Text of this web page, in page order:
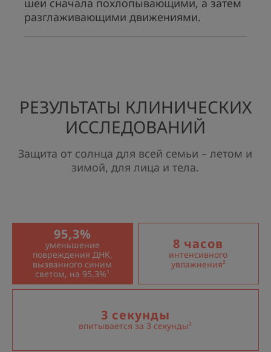
• НЕВИДИМАЯ ТЕКСТУРА: обеспечивает
прозрачное покрытие.
среду*****.
• ОЧЕНЬ ВЫСОКАЯ ПЕРЕНОСИМОСТЬ:
деликатная формула.
ТЕКСТУРА ПАРТНЕРСКИЕ ОТНОШЕНИЯ
Преимущества текстуры
Солнцезащитное средство с невидимой текстурой
флюида, которое быстро впитывается в кожу.
Не содержит отдушек.
шеи сначала похлопывающими, а затем
разглаживающими движениями.
РЕЗУЛЬТАТЫ КЛИНИЧЕСКИХ
ИССЛЕДОВАНИЙ
Защита от солнца для всей семьи – летом и
зимой, для лица и тела.
95,3%
уменьшение
повреждения ДНК,
вызванного синим
светом, на 95,3%¹
8 часов
интенсивного
увлажнения²
3 секунды
впитывается за 3 секунды²